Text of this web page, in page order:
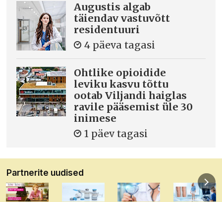
Augustis algab
täiendav vastuvõtt
residentuuri
4 päeva tagasi
Ohtlike opioidide
leviku kasvu tõttu
ootab Viljandi haiglas
ravile pääsemist üle 30
inimese
1 päev tagasi
Partnerite uudised